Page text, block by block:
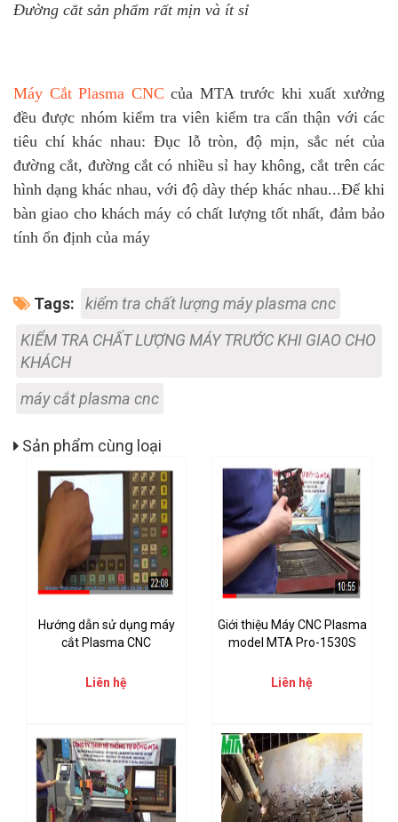
Đường cắt sản phẩm rất mịn và ít sỉ
Máy Cắt Plasma CNC của MTA trước khi xuất xưởng
đều được nhóm kiểm tra viên kiểm tra cẩn thận với các
tiêu chí khác nhau: Đục lỗ tròn, độ mịn, sắc nét của
đường cắt, đường cắt có nhiều sỉ hay không, cắt trên các
hình dạng khác nhau, với độ dày thép khác nhau...Để khi
bàn giao cho khách máy có chất lượng tốt nhất, đảm bảo
tính ổn định của máy
Tags:
kiểm tra chất lượng máy plasma cnc
KIỂM TRA CHẤT LƯỢNG MÁY TRƯỚC KHI GIAO CHO
KHÁCH
máy cắt plasma cnc
Sản phẩm cùng loại
Hướng dẫn sử dụng máy
cắt Plasma CNC
Liên hệ
Giới thiệu Máy CNC Plasma
model MTA Pro-1530S
Liên hệ